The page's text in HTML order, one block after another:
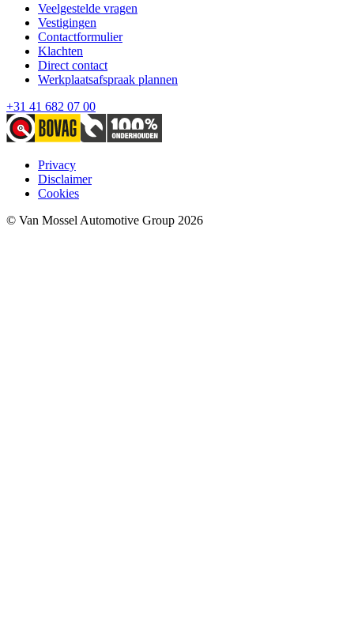
Veelgestelde vragen
Vestigingen
Contactformulier
Klachten
Direct contact
Werkplaatsafspraak plannen
+31 41 682 07 00
Privacy
Disclaimer
Cookies
© Van Mossel Automotive Group 2026